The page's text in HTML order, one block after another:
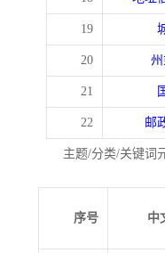
19
20
21
22 邮
主题/分类/关键词
序号 中